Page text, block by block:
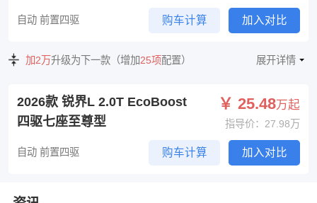
自动 前置四驱 购车计算 加入对比
加2万升级为下一款（增加25项配置） 展开详情
2026款 锐界L 2.0T EcoBoost
四驱七座至尊型
￥ 25.48万起
指导价：27.98万
自动 前置四驱 购车计算 加入对比